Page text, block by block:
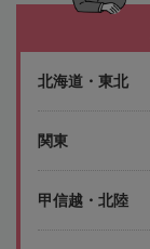
北海道・東北
関東
甲信越・北陸